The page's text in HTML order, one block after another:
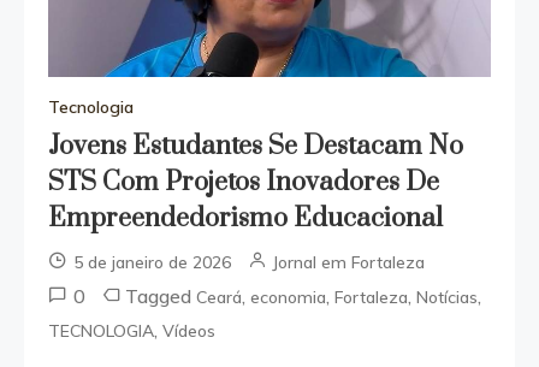
Tecnologia
Jovens Estudantes Se Destacam No
STS Com Projetos Inovadores De
Empreendedorismo Educacional
5 de janeiro de 2026 Jornal em Fortaleza
0 Tagged Ceará economia Fortaleza Notícias
TECNOLOGIA Vídeos